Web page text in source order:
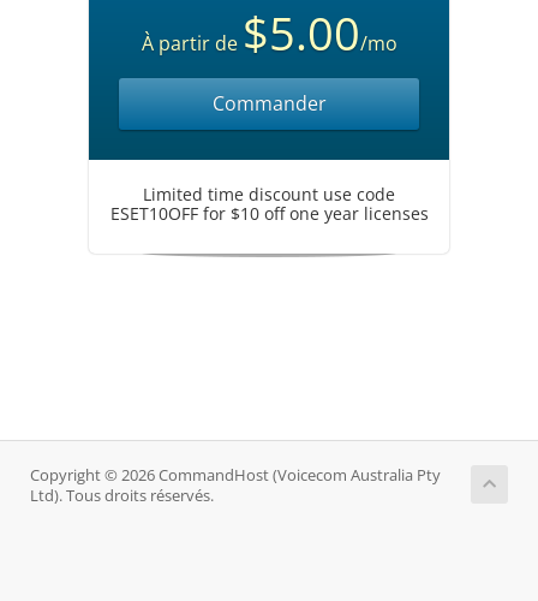
À partir de $5.00/mo
Commander
Limited time discount use code
ESET10OFF for $10 off one year licenses
Copyright © 2026 CommandHost (Voicecom Australia Pty
Ltd). Tous droits réservés.